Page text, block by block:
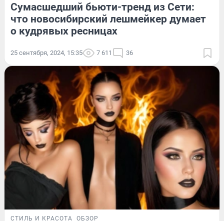
Сумасшедший бьюти-тренд из Сети:
что новосибирский лешмейкер думает
о кудрявых ресницах
25 сентября, 2024, 15:35 7 611 36
СТИЛЬ И КРАСОТА ОБЗОР